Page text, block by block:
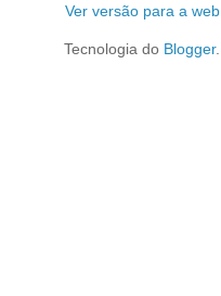
Ver versão para a web
Tecnologia do Blogger.